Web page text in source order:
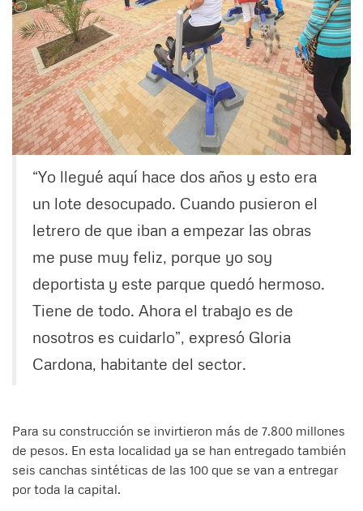
“Yo llegué aquí hace dos años y esto era
un lote desocupado. Cuando pusieron el
letrero de que iban a empezar las obras
me puse muy feliz, porque yo soy
deportista y este parque quedó hermoso.
Tiene de todo. Ahora el trabajo es de
nosotros es cuidarlo”, expresó Gloria
Cardona, habitante del sector.
Para su construcción se invirtieron más de 7.800 millones
de pesos. En esta localidad ya se han entregado también
seis canchas sintéticas de las 100 que se van a entregar
por toda la capital.